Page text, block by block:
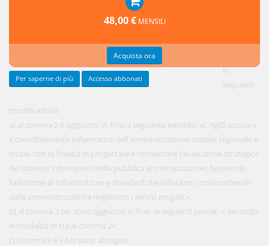
2005 sono
le
seguenti
modificazioni:
a) al comma 2 è aggiunto, in fine, il seguente periodo: «L'AgID assicura
il coordinamento informatico dell'amministrazione statale, regionale e
locale, con la finalità di progettare e monitorare l'evoluzione strategica
del sistema informativo della pubblica amministrazione, favorendo
l'adozione di infrastrutture e standard che riducano i costi sostenuti
dalle amministrazioni e migliorino i servizi erogati.»;
b) al comma 2-ter sono aggiunte, in fine, le seguenti parole: «, secondo
le modalità di cui al comma 2»;
c) i commi 3 e 3-bis sono abrogati.
48,00 € MENSILI
Acquista ora
Per saperne di più Accesso abbonati